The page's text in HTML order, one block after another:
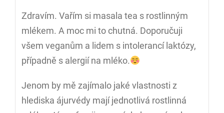
Zdravím. Vařím si masala tea s rostlinným
mlékem. A moc mi to chutná. Doporučuji
všem veganům a lidem s intolerancí laktózy,
případně s alergií na mléko.
Jenom by mě zajímalo jaké vlastnosti z
hlediska ájurvédy mají jednotlivá rostlinná